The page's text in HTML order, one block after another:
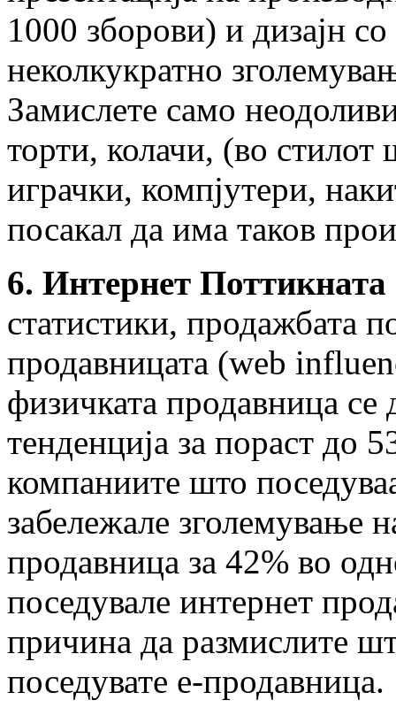
1000 зборови) и дизајн
неколкукратно
Замислете само
торти, колачи, (во
играчки, компјутери,
посакал да има таков
6. Интернет
статистики, продажбата
продавницата (web
физичката продавница
тенденција за пораст до
компаниите што
забележале зголемување
продавница за 42% во
поседувале интернет
причина да размислите
поседувате е-продавница.